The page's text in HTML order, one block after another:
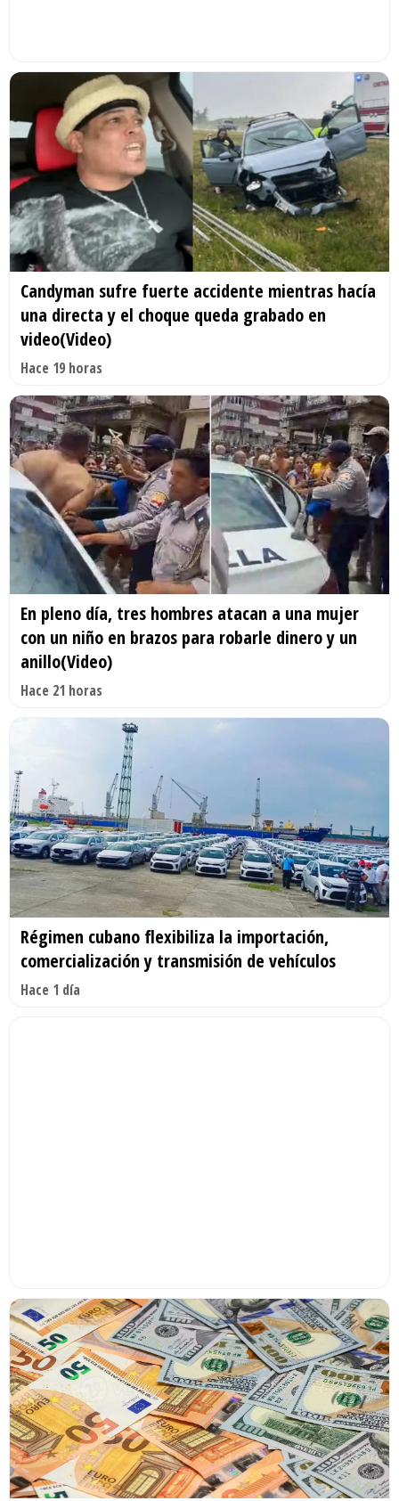
Candyman sufre fuerte accidente mientras hacía
una directa y el choque queda grabado en
video(Video)
Hace 19 horas
En pleno día, tres hombres atacan a una mujer
con un niño en brazos para robarle dinero y un
anillo(Video)
Hace 21 horas
Régimen cubano flexibiliza la importación,
comercialización y transmisión de vehículos
Hace 1 día